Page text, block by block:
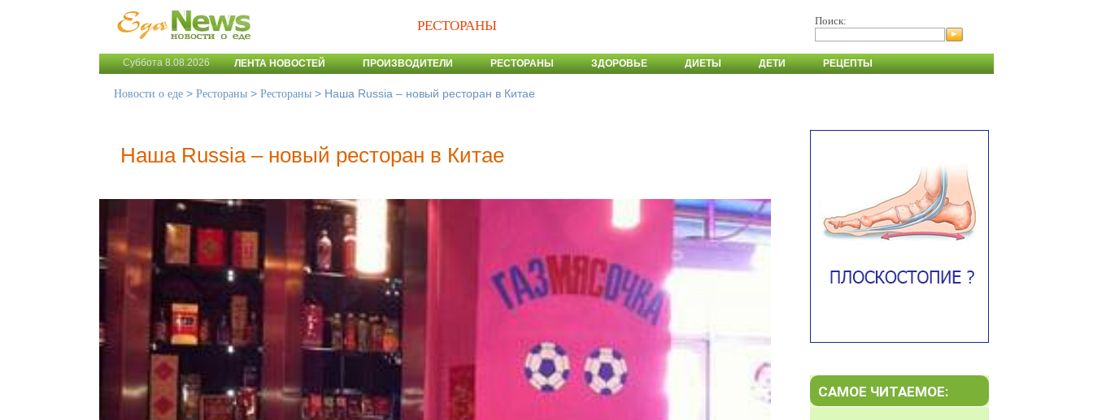
РЕСТОРАНЫ Поиск:
Суббота 8.08.2026 ЛЕНТА НОВОСТЕЙ ПРОИЗВОДИТЕЛИ РЕСТОРАНЫ ЗДОРОВЬЕ ДИЕТЫ ДЕТИ РЕЦЕПТЫ
Новости о еде > Рестораны > Рестораны > Наша Russia – новый ресторан в Китае
Наша Russia – новый ресторан в Китае
САМОЕ ЧИТАЕМОЕ: